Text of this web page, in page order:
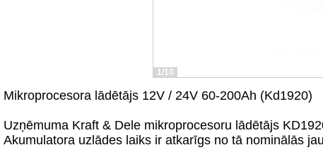
1/10
Mikroprocesora lādētājs 12V / 24V 60-200Ah (Kd1920)
Uzņēmuma Kraft & Dele mikroprocesoru lādētājs
Akumulatora uzlādes laiks ir atkarīgs no tā nominālās